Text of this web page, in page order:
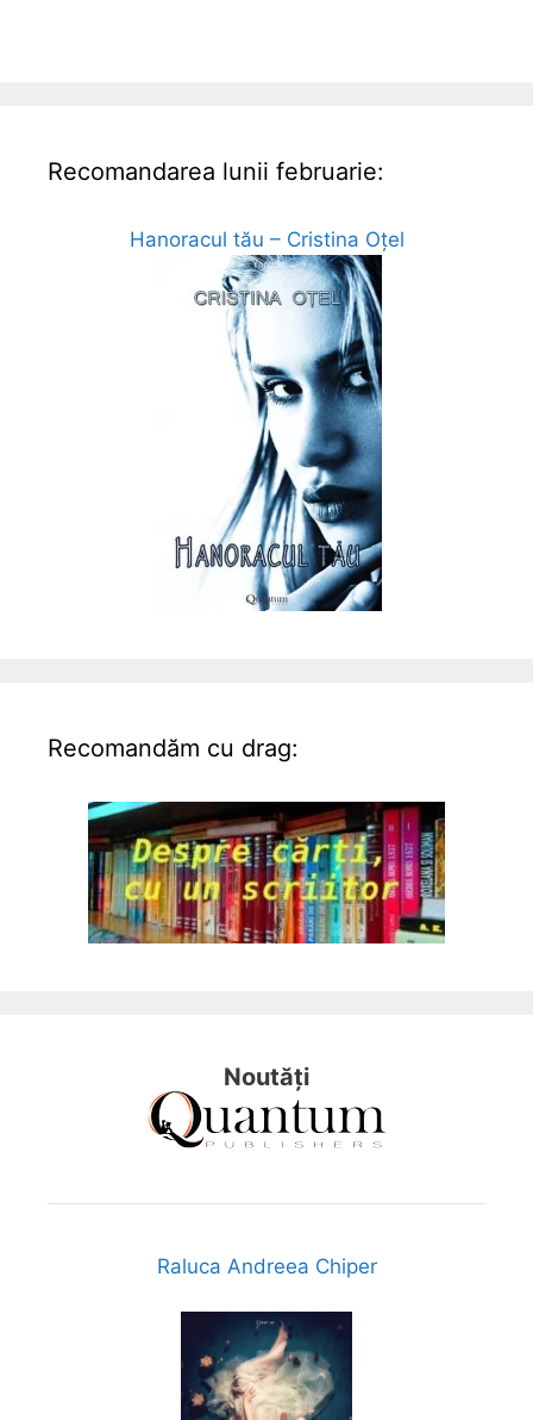
Recomandarea lunii februarie:
Hanoracul tău – Cristina Oțel
Recomandăm cu drag:
Noutăți
Raluca Andreea Chiper